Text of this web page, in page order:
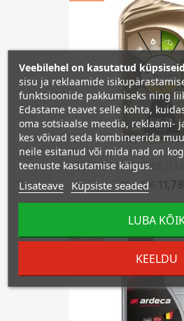
TOTAL QUARTZ INEO
12,40 €
−5%
Veebilehel on kasutatud
sisu ja reklaamide
funktsioonide pakkumiseks ning
Edastame teavet selle kohta,
oma sotsiaalse meedia, reklaami-
kes võivad seda kombineerida
neile esitanud või mida nad on
teenuste kasutamise käigus.
Lisateave Küpsiste seaded
KEELDU
LUBA